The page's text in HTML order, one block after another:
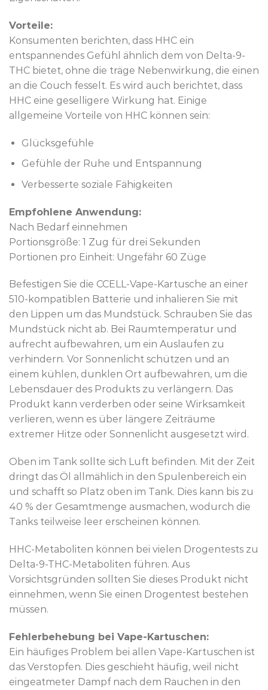
Vorteile:
Konsumenten berichten, dass HHC ein
entspannendes Gefühl ähnlich dem von Delta-9-
THC bietet, ohne die träge Nebenwirkung, die einen
an die Couch fesselt. Es wird auch berichtet, dass
HHC eine geselligere Wirkung hat. Einige
allgemeine Vorteile von HHC können sein:
Glücksgefühle
Gefühle der Ruhe und Entspannung
Verbesserte soziale Fähigkeiten
Empfohlene Anwendung:
Nach Bedarf einnehmen
Portionsgröße: 1 Zug für drei Sekunden
Portionen pro Einheit: Ungefähr 60 Züge
Befestigen Sie die CCELL-Vape-Kartusche an einer
510-kompatiblen Batterie und inhalieren Sie mit
den Lippen um das Mundstück. Schrauben Sie das
Mundstück nicht ab. Bei Raumtemperatur und
aufrecht aufbewahren, um ein Auslaufen zu
verhindern. Vor Sonnenlicht schützen und an
einem kühlen, dunklen Ort aufbewahren, um die
Lebensdauer des Produkts zu verlängern. Das
Produkt kann verderben oder seine Wirksamkeit
verlieren, wenn es über längere Zeiträume
extremer Hitze oder Sonnenlicht ausgesetzt wird.
Oben im Tank sollte sich Luft befinden. Mit der Zeit
dringt das Öl allmählich in den Spulenbereich ein
und schafft so Platz oben im Tank. Dies kann bis zu
40 % der Gesamtmenge ausmachen, wodurch die
Tanks teilweise leer erscheinen können.
HHC-Metaboliten können bei vielen Drogentests zu
Delta-9-THC-Metaboliten führen. Aus
Vorsichtsgründen sollten Sie dieses Produkt nicht
einnehmen, wenn Sie einen Drogentest bestehen
müssen.
Fehlerbehebung bei Vape-Kartuschen:
Ein häufiges Problem bei allen Vape-Kartuschen ist
das Verstopfen. Dies geschieht häufig, weil nicht
eingeatmeter Dampf nach dem Rauchen in den